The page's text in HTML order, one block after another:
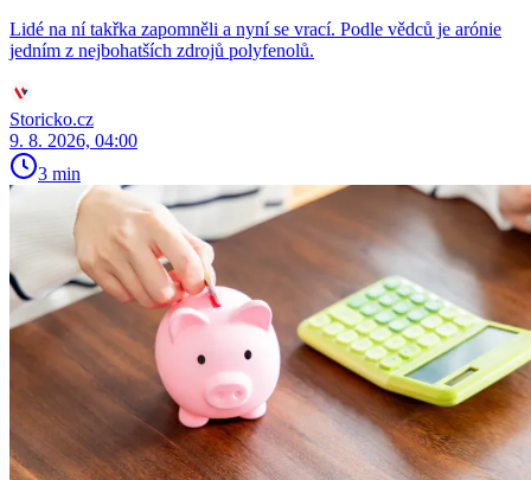
Lidé na ní takřka zapomněli a nyní se vrací. Podle vědců je arónie
jedním z nejbohatších zdrojů polyfenolů.
Storicko.cz
9. 8. 2026, 04:00
3 min